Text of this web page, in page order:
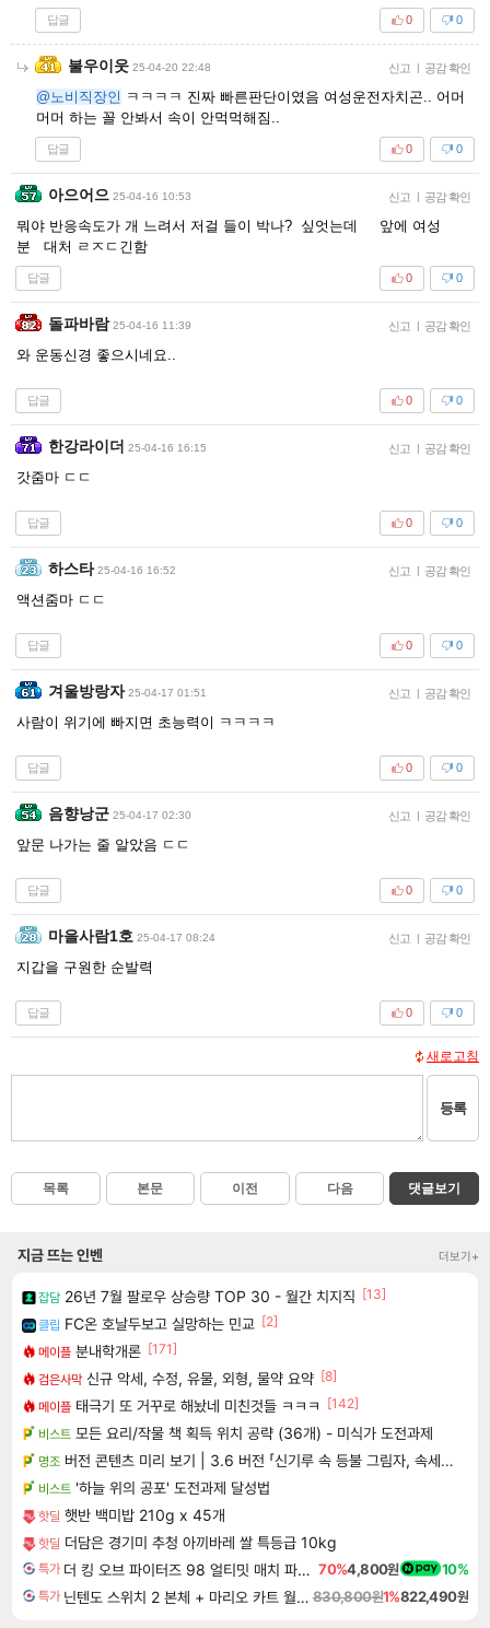
답글 0
0
불우이웃 25-04-20 22:48 신고 | 공감 확인
@노비직장인 ㅋㅋㅋㅋ 진짜 빠른판단이였음 여성운전자치곤.. 어머
머머 하는 꼴 안봐서 속이 안먹먹해짐..
답글 0
0
아으어으 25-04-16 10:53 신고 | 공감 확인
뭐야 반응속도가 개 느려서 저걸 들이 박나? 싶엇는데 앞에 여성
분 대처 ㄹㅈㄷ긴함
답글 0
0
돌파바람 25-04-16 11:39 신고 | 공감 확인
와 운동신경 좋으시네요..
답글 0
0
한강라이더 25-04-16 16:15 신고 | 공감 확인
갓줌마 ㄷㄷ
답글 0
0
하스타 25-04-16 16:52 신고 | 공감 확인
액션줌마 ㄷㄷ
답글 0
0
겨울방랑자 25-04-17 01:51 신고 | 공감 확인
사람이 위기에 빠지면 초능력이 ㅋㅋㅋㅋ
답글 0
0
음향낭군 25-04-17 02:30 신고 | 공감 확인
앞문 나가는 줄 알았음 ㄷㄷ
답글 0
0
마을사람1호 25-04-17 08:24 신고 | 공감 확인
지갑을 구원한 순발력
답글 0
0
새로고침
등록
목록 본문 이전 다음 댓글보기
지금 뜨는 인벤 더보기+
잡담 26년 7월 팔로우 상승량 TOP 30 - 월간 치지직 [13]
클립 FC온 호날두보고 실망하는 민교 [2]
메이플 분내학개론 [171]
검은사막 신규 악세, 수정, 유물, 외형, 물약 요약 [8]
메이플 태극기 또 거꾸로 해놨네 미친것들 ㅋㅋㅋ [142]
비스트 모든 요리/작물 책 획득 위치 공략 (36개) - 미식가 도전과제
명조 버전 콘텐츠 미리 보기 | 3.6 버전 「신기루 속 등불 그림자, 속세에 깃든 검의 결심」이 8월 20일에 업데이트됩니다!
비스트 '하늘 위의 공포' 도전과제 달성법
핫딜 햇반 백미밥 210g x 45개
핫딜 더담은 경기미 추청 아끼바레 쌀 특등급 10kg
특가 더 킹 오브 파이터즈 98 얼티밋 매치 파이널 에디션 THE KING OF FIGHTERS 98 ULTIMATE MATCH FINAL EDITION 70%4,800원 10%
특가 닌텐도 스위치 2 본체 + 마리오 카트 월드 + 슈퍼 마리오 파티 잼버리 닌텐도 스위치 2 에디션 + 잼버리 TV 번들 830,800원1%822,490원